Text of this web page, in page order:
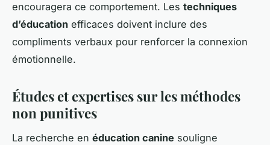
encouragera ce comportement. Les techniques
d’éducation efficaces doivent inclure des
compliments verbaux pour renforcer la connexion
émotionnelle.
Études et expertises sur les méthodes
non punitives
La recherche en éducation canine souligne